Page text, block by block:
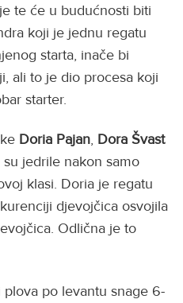
te će u budućnosti biti
koji je jednu regatu
starta, inače bi
ali to je dio procesa koji
starter.
Doria Pajan, Dora Švast
jedrile nakon samo
klasi. Doria je regatu
djevojčica osvojila
Odlična je to
po levantu snage 6-